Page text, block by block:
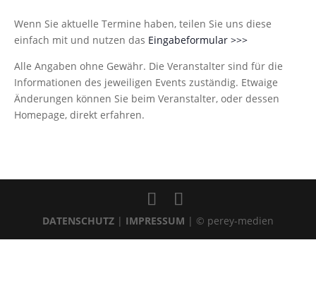
Wenn Sie aktuelle Termine haben, teilen Sie uns diese
einfach mit und nutzen das Eingabeformular >>>
Alle Angaben ohne Gewähr. Die Veranstalter sind für die
Informationen des jeweiligen Events zuständig. Etwaige
Änderungen können Sie beim Veranstalter, oder dessen
Homepage, direkt erfahren.
DATENSCHUTZ| IMPRESSUM | © perey-medien